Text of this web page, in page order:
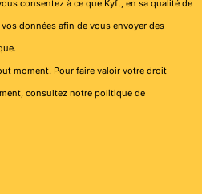
consentez à ce que Kyft, en sa qualité de
données afin de vous envoyer des
moment. Pour faire valoir votre droit
consultez notre politique de